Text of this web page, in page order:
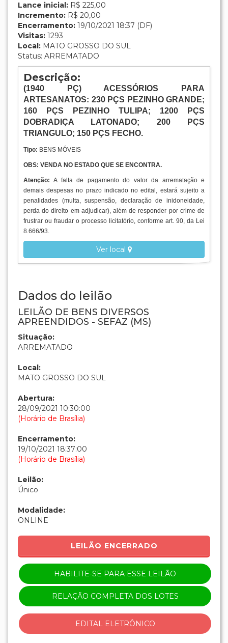
Lance inicial: R$ 225,00
Incremento: R$ 20,00
Encerramento: 19/10/2021 18:37 (DF)
Visitas: 1293
Local: MATO GROSSO DO SUL
Status: ARREMATADO
Descrição:
(1940 PÇ) ACESSÓRIOS PARA
ARTESANATOS: 230 PÇS PEZINHO GRANDE;
160 PÇS PEZINHO TULIPA; 1200 PÇS
DOBRADIÇA LATONADO; 200 PÇS
TRIANGULO; 150 PÇS FECHO.
Tipo: BENS MÓVEIS
OBS: VENDA NO ESTADO QUE SE ENCONTRA.
Atenção:A falta de pagamento do valor da arrematação e
demais despesas no prazo indicado no edital, estará sujeito a
penalidades (multa, suspensão, declaração de inidoneidade,
perda do direito em adjudicar), além de responder por crime de
frustrar ou fraudar o processo licitatório, conforme art. 90, da Lei
8.666/93.
Ver local
Dados do leilão
LEILÃO DE BENS DIVERSOS
APREENDIDOS - SEFAZ (MS)
Situação:
ARREMATADO
Local:
MATO GROSSO DO SUL
Abertura:
28/09/2021 10:30:00
(Horário de Brasília)
Encerramento:
19/10/2021 18:37:00
(Horário de Brasília)
Leilão:
Único
Modalidade:
ONLINE
LEILÃO ENCERRADO
HABILITE-SE PARA ESSE LEILÃO
RELAÇÃO COMPLETA DOS LOTES
EDITAL ELETRÔNICO